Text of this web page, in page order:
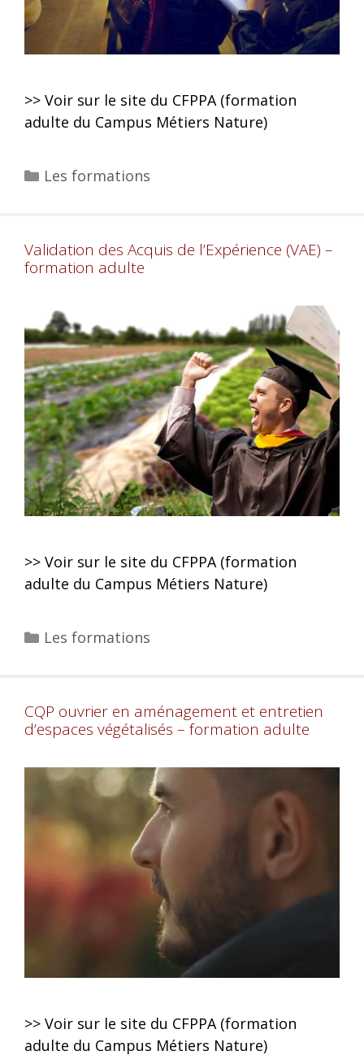
>> Voir sur le site du CFPPA (formation
adulte du Campus Métiers Nature)
Les formations
Validation des Acquis de l’Expérience (VAE) –
formation adulte
>> Voir sur le site du CFPPA (formation
adulte du Campus Métiers Nature)
Les formations
CQP ouvrier en aménagement et entretien
d’espaces végétalisés – formation adulte
>> Voir sur le site du CFPPA (formation
adulte du Campus Métiers Nature)